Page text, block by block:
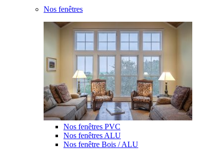
Nos fenêtres
Nos fenêtres PVC
Nos fenêtres ALU
Nos fenêtre Bois / ALU